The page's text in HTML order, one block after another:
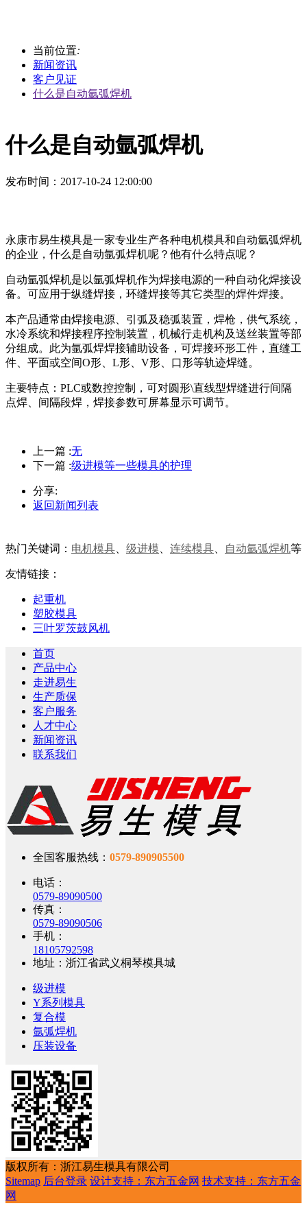
当前位置:
新闻资讯
客户见证
什么是自动氩弧焊机
什么是自动氩弧焊机
发布时间 ：2017-10-24 12:00:00
永康市易生模具是一家专业生产各种电机模具和自动氩弧焊机
的企业，什么是自动氩弧焊机呢？他有什么特点呢？
自动氩弧焊机是以氩弧焊机作为焊接电源的一种自动化焊接设
备。可应用于纵缝焊接，环缝焊接等其它类型的焊件焊接。
本产品通常由焊接电源、引弧及稳弧装置，焊枪，供气系统，
水冷系统和焊接程序控制装置，机械行走机构及送丝装置等部
分组成。此为氩弧焊焊接辅助设备，可焊接环形工件，直缝工
件、平面或空间O形、L形、V形、口形等轨迹焊缝。
主要特点：PLC或数控控制，可对圆形\直线型焊缝进行间隔
点焊、间隔段焊，焊接参数可屏幕显示可调节。
上一篇 :无
下一篇 :级进模等一些模具的护理
分享:
返回新闻列表
热门关键词： 电机模具、 级进模、 连续模具、 自动氩弧焊机等
友情链接：
起重机
塑胶模具
三叶罗茨鼓风机
首页
产品中心
走进易生
生产质保
客户服务
人才中心
新闻资讯
联系我们
全国客服热线： 0579-890905500
电话：
0579-89090500
传真：
0579-89090506
手机：
18105792598
地址：浙江省武义桐琴模具城
级进模
Y系列模具
复合模
氩弧焊机
压装设备
版权所有：浙江易生模具有限公司
Sitemap 后台登录 设计支持：东方五金网 技术支持：东方五金
网